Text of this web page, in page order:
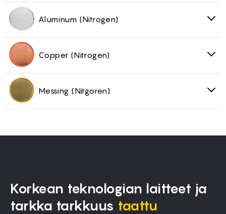
Aluminum (Nitrogen)
Copper (Nitrogen)
Messing (Nitgoren)
Korkean teknologian laitteet ja
tarkka tarkkuus taattu